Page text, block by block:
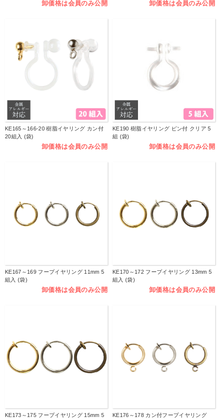
卸価格は会員のみ公開 卸価格は会員のみ公開
KE165～166-20 樹脂イヤリング カン付
20組入 (袋)
卸価格は会員のみ公開
KE190 樹脂イヤリング ピン付 クリア 5
組 (袋)
卸価格は会員のみ公開
KE167～169 フープイヤリング 11mm 5
組入 (袋)
卸価格は会員のみ公開
KE170～172 フープイヤリング 13mm 5
組入 (袋)
卸価格は会員のみ公開
KE173～175 フープイヤリング 15mm 5
KE176～178 カン付フープイヤリング